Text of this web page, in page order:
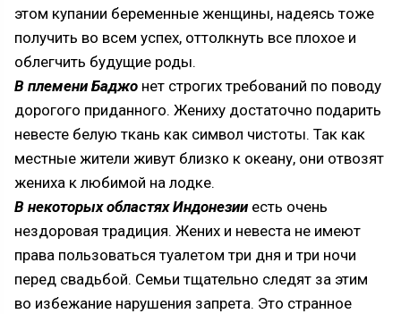
этом купании беременные женщины, надеясь тоже
получить во всем успех, оттолкнуть все плохое и
облегчить будущие роды.
В племени Баджо нет строгих требований по поводу
дорогого приданного. Жениху достаточно подарить
невесте белую ткань как символ чистоты. Так как
местные жители живут близко к океану, они отвозят
жениха к любимой на лодке.
В некоторых областях Индонезии есть очень
нездоровая традиция. Жених и невеста не имеют
права пользоваться туалетом три дня и три ночи
перед свадьбой. Семьи тщательно следят за этим
во избежание нарушения запрета. Это странное